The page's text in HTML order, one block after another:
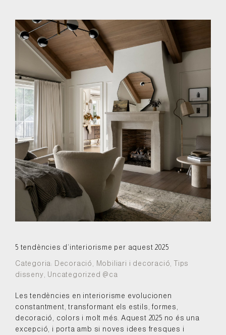
5 tendències d’interiorisme per aquest 2025
Categoria: Decoració Mobiliari i decoració ,Tips
disseny Uncategorized @ca
Les tendències en interiorisme evolucionen
constantment, transformant els estils, formes,
decoració, colors i molt més. Aquest 2025 no és una
excepció, i porta amb si noves idees fresques i